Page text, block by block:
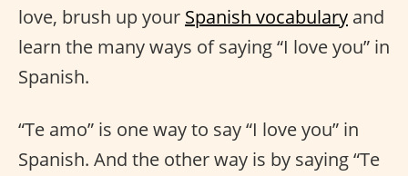
love, brush up your Spanish vocabulary and
learn the many ways of saying “I love you” in
Spanish.
“Te amo” is one way to say “I love you” in
Spanish. And the other way is by saying “Te